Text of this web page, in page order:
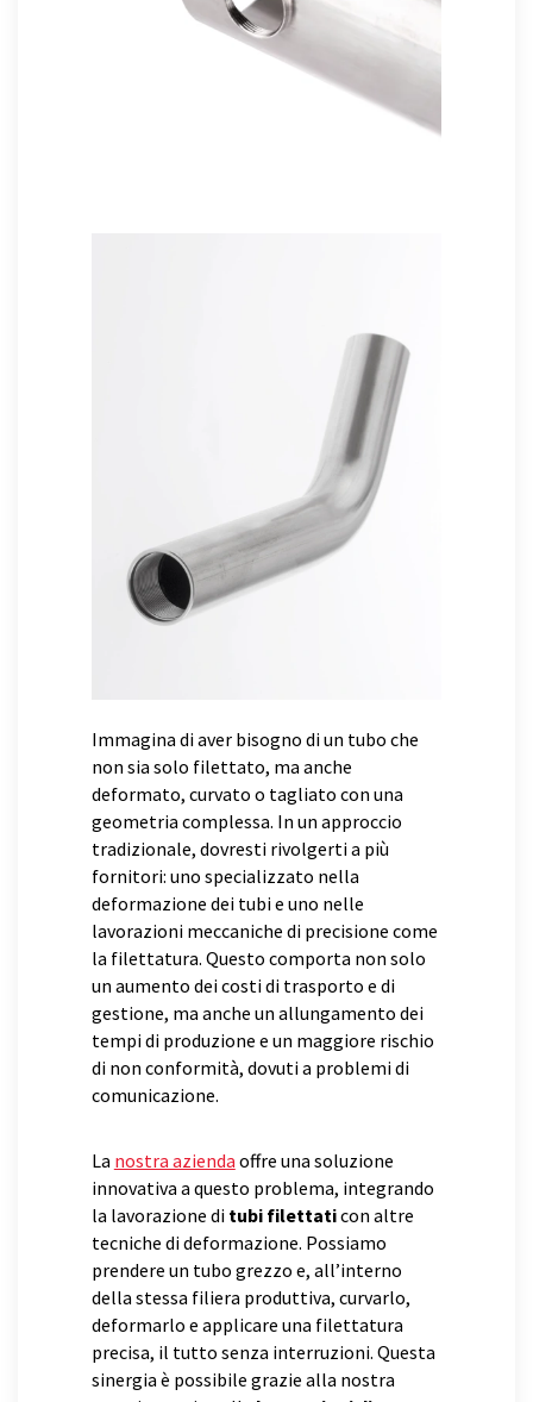
Immagina di aver bisogno di un tubo che
non sia solo filettato, ma anche
deformato, curvato o tagliato con una
geometria complessa. In un approccio
tradizionale, dovresti rivolgerti a più
fornitori: uno specializzato nella
deformazione dei tubi e uno nelle
lavorazioni meccaniche di precisione come
la filettatura. Questo comporta non solo
un aumento dei costi di trasporto e di
gestione, ma anche un allungamento dei
tempi di produzione e un maggiore rischio
di non conformità, dovuti a problemi di
comunicazione.
La nostra azienda offre una soluzione
innovativa a questo problema, integrando
la lavorazione di tubi filettaticon altre
tecniche di deformazione. Possiamo
prendere un tubo grezzo e, all’interno
della stessa filiera produttiva, curvarlo,
deformarlo e applicare una filettatura
precisa, il tutto senza interruzioni. Questa
sinergia è possibile grazie alla nostra